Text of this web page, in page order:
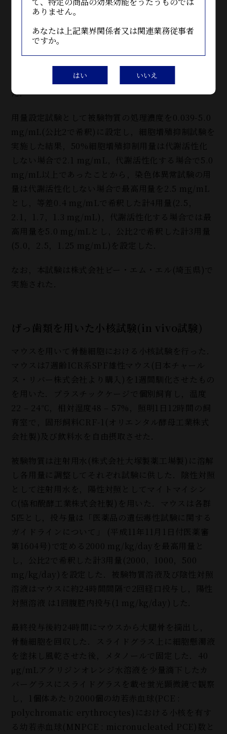
)と判定することとした．また，細胞増殖率用シ
10%ホルマリン溶液で固定し，0.1%クリスタルバイ
セレータ，オリンパス光学工業株式会社製)
陰性対照群の値を100%として細胞増殖率を測定し
た．
用量設定試験として被験物質の処理濃度を0.039-5.0
mg/mL(公比2で希釈 ) に設定し，細胞増殖抑制試験を
実施した結果，50%細胞増殖抑制用量は代謝活性化
しない場合で2.1 mg/mL，代謝活性化する場合で5.0
mg/mL以上であったことから，染色体異常試験の用
量は代謝活性化しない場合で最高用量を2.5 mg/mL
とし，等差0.4 mg/mLで希釈した計4用量(2.5，
2.1，1.7，1.3 mg/mL)，代謝活性化する場合では最
高用量を5.0 mg/mLとし，公比2で希釈した計3用量
(5.0，2.5，1.25 mg/mL)を設定した．
なお，本試験は株式会社ビー・エム・エル(埼玉県 )で
実施された．
げっ歯類を用いた小核試験(in vivo試験)
マウスを用いて骨髄細胞における小核試験を行った．
マウスは7週齢ICR系SPF雄性マウス(日本チャール
ス・リバー株式会社より購入 ) を1週間馴化させたもの
を用いた．プラスチックケージで個別飼育し，温度
22 – 24℃，相対湿度48 – 57%，照明1日12時間の飼
育室で，固形飼料CRF-1(オリエンタル酵母工業株式
会社製 ) 及び飲料水を自由摂取させた．
被験物質は注射用水(株式会社大塚製薬工場製 ) に溶解
し各用量に調整してそれぞれ試験に供した．陰性対照
として注射用水を，陽性対照としてマイトマイシン
C(協和醗酵工業株式会社製)を用いた．マウスは各群
5匹とし，投与量は「医薬品の遺伝毒性試験に関する
ガイドラインについて」 (平成11年11月1日付医薬審
第1604号)で定める2000 mg/kg/dayを最高用量と
し，公比2で希釈した計3用量(2000，1000，500
mg/kg/day)を設定した．被験物質溶液及び陰性対照
溶液はマウスに約24時間間隔で2回経口投与し，陽性
対照溶液 は1回腹腔内投与(1 mg/kg/day)した．
最終投与後約24時間にマウスから大腿骨を摘出し，
骨髄細胞を回収した．スライドグラス上に細胞懸濁液
を塗抹し風乾させた後，メタノールで固定した．40
μg/mLアクリジンオレンジ水溶液を少量滴下したカ
バーグラスにスライドグラスを載せ蛍光顕微鏡で観察
し，1個体あたり2000個の幼若赤血球(PCE :
polychromatic erythrocytes)における小核を有す
る幼若赤血球(MNPCE : micronucleated PCE)数と
ありません。
あなたは上記業界関係者又は関連業務従事者
ですか。
はい いいえ